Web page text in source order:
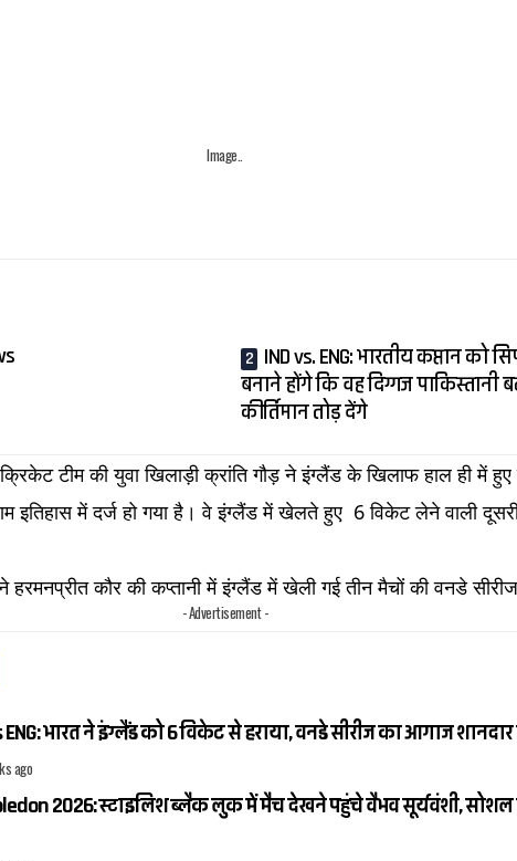
Image..
IND vs. ENG: भारतीय कप्तान को
बनाने होंगे कि वह दिग्गज पाकिस्तानी
कीर्तिमान तोड़ देंगे
क्रिकेट टीम की युवा खिलाड़ी क्रांति गौड़ ने इंग्लैंड के खिलाफ हाल ही में
इतिहास में दर्ज हो गया है। वे इंग्लैंड में खेलते हुए 6 विकेट लेने वाली दूसरी
हरमनप्रीत कौर की कप्तानी में इंग्लैंड में खेली गई तीन मैचों की वनडे
- Advertisement -
ENG: भारत ने इंग्लैंड को 6 विकेट से हराया, वनडे सीरीज का आगाज
ago
2026: स्टाइलिश ब्लैक लुक में मैच देखने पहुंचे वैभव सूर्यवंशी, सोशल